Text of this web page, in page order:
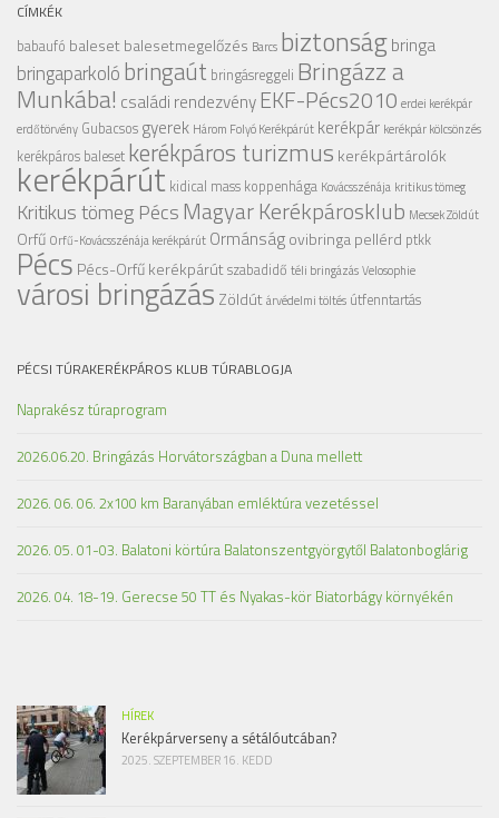
CÍMKÉK
babaufó balesetbalesetmegelőzés Barcs biztonságbringa
bringaparkolóbringaút bringásreggeli Bringázz a
Munkába! családi rendezvényEKF-Pécs2010 erdei kerékpár
erdőtörvény Gubacsos gyerek Három Folyó Kerékpárút kerékpár kerékpár kölcsönzés
kerékpáros baleset kerékpáros turizmus kerékpártárolók
kerékpárút kidical mass koppenhága Kovácsszénája kritikus tömeg
Kritikus tömeg PécsMagyar Kerékpárosklub Mecsek Zöldút
Orfű Orfű-Kovácsszénája kerékpárút Ormánságovibringapellérd ptkk
Pécs Pécs-Orfű kerékpárútszabadidő téli bringázásVelosophie
városi bringázás Zöldútárvédelmi töltés útfenntartás
PÉCSI TÚRAKERÉKPÁROS KLUB TÚRABLOGJA
Naprakész túraprogram
2026.06.20. Bringázás Horvátországban a Duna mellett
2026. 06. 06. 2x100 km Baranyában emléktúra vezetéssel
2026. 05. 01-03. Balatoni körtúra Balatonszentgyörgytől Balatonboglárig
2026. 04. 18-19. Gerecse 50 TT és Nyakas-kör Biatorbágy környékén
HÍREK
Kerékpárverseny a sétálóutcában?
2025. SZEPTEMBER 16. KEDD